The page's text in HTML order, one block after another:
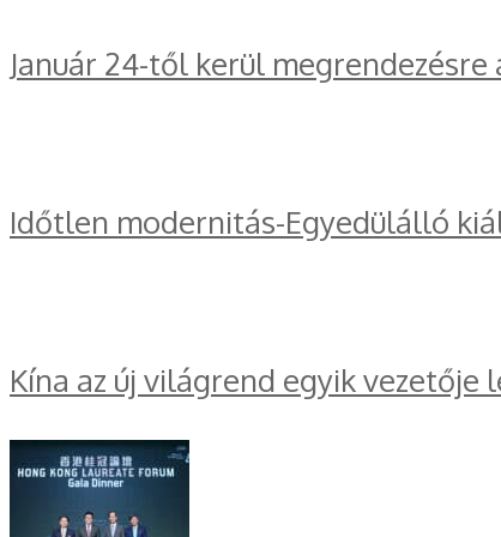
Január 24-től kerül
Időtlen modernitás-Egyedülálló
Kína az új világrend egyik vezetője